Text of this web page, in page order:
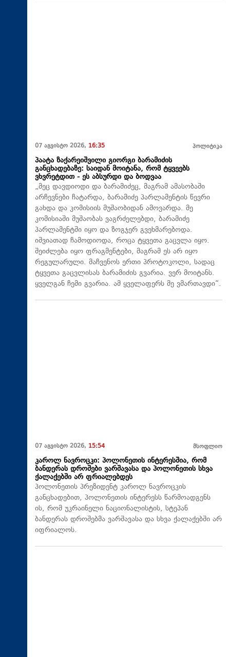
07 აგვისტო 2026, 16:35 პოლიტიკა
პაატა ზაქარეიშვილი გიორგი ბარამიძის
განცხადებაზე: საიდან მოიტანა, რომ ტყვეებს
ვხვრეტდით - ეს აბსურდი და ბოდვაა
„მეც დავდიოდი და ბარამიძეც, მაგრამ ამასობაში
არჩევნები ჩატარდა, ბარამიძე პარლამენტის წევრი
გახდა და კომისიის მუშაობიდან ამოვარდა. მე
კომისიაში მუშაობას ვაგრძელებდი, ბარამიძე
პარლამენტში იყო და ზოგჯერ გვეხმარებოდა.
იშვიათად ჩამოდიოდა, როცა ტყვეთა გაცვლა იყო.
შეიძლება იყო ფრაგმენტები, მაგრამ ეს არ იყო
რეგულარული. მაჩვენოს ერთი პროტოკოლი, სადაც
ტყვეთა გაცვლისას ბარამიძის გვარია. ვერ მოიტანს.
ყველგან ჩემი გვარია. ამ ყველაფერს მე ვმართავდი“.
07 აგვისტო 2026, 15:54 მსოფლიო
კაროლ ნავროცკი: პოლონეთის ინტერესშია, რომ
ბანდერას დროშები ვარშავასა და პოლონეთის სხვა
ქალაქებში არ ფრიალებდეს
პოლონეთის პრეზიდენტ კაროლ ნავროცკის
განცხადებით, პოლონეთის ინტერესს წარმოადგენს
ის, რომ უკრაინელი ნაციონალისტის, სტეპან
ბანდერას დროშებმა ვარშავასა და სხვა ქალაქებში არ
იფრიალოს.